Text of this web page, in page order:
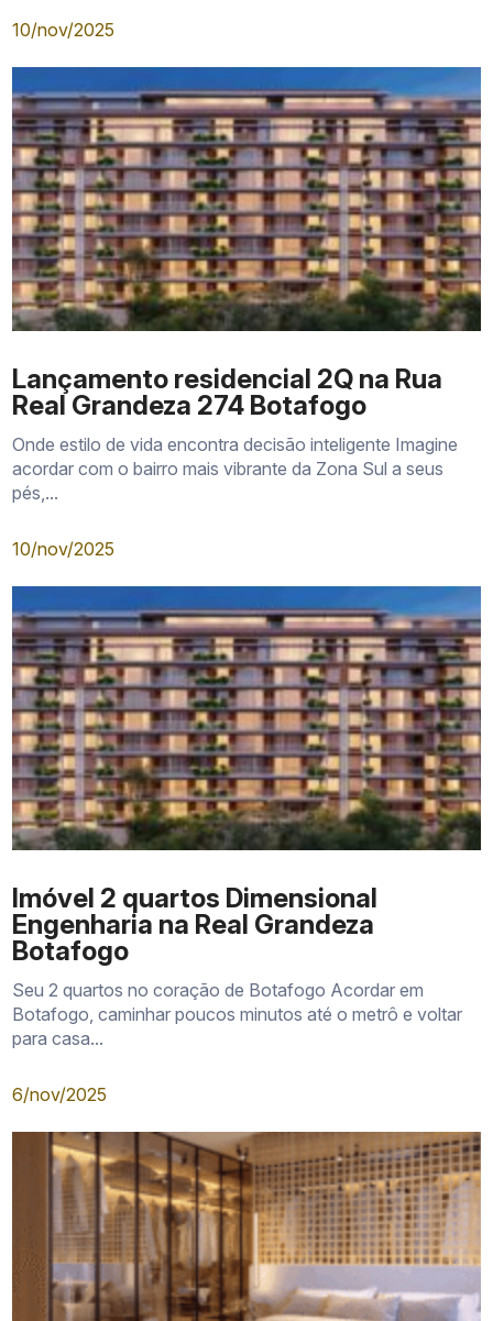
Zona Sul
Copacabana
Conexão por vias urbanas e
público
tabela vigente
unidade disponível
vista real
ruídos
memorial de incorporação
prazos contratuais
10/nov/2025
Lançamento residencial 2Q na Rua
Real Grandeza 274 Botafogo
Onde estilo de vida encontra decisão inteligente Imagine
acordar com o bairro mais vibrante da Zona Sul a seus
pés,...
10/nov/2025
Imóvel 2 quartos Dimensional
Engenharia na Real Grandeza
Botafogo
Seu 2 quartos no coração de Botafogo Acordar em
Botafogo, caminhar poucos minutos até o metrô e voltar
para casa...
6/nov/2025